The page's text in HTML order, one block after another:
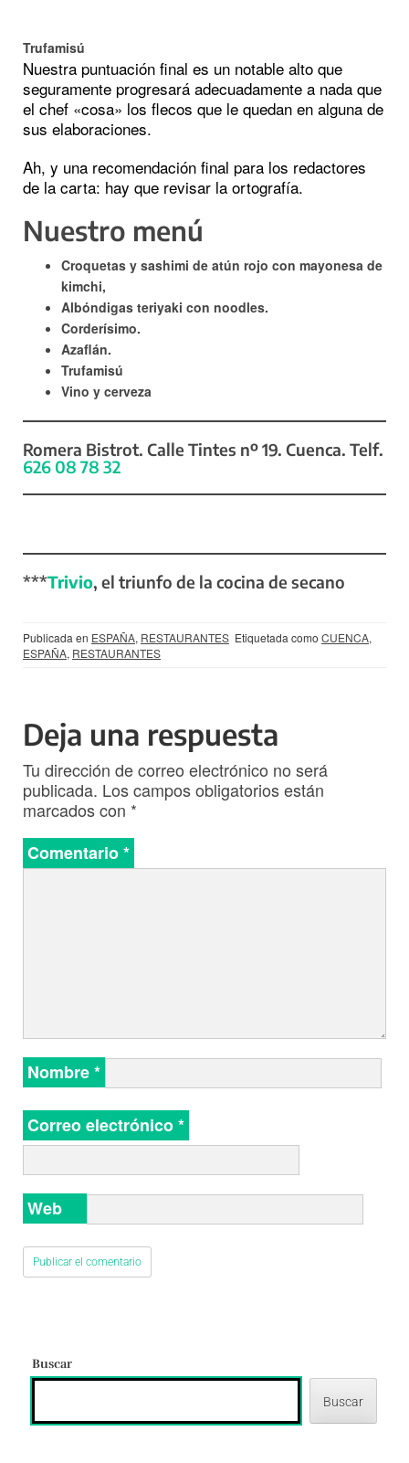
Trufamisú
Nuestra puntuación final es un notable alto que
seguramente progresará adecuadamente a nada que
el chef «cosa» los flecos que le quedan en alguna de
sus elaboraciones.
Ah, y una recomendación final para los redactores
de la carta: hay que revisar la ortografía.
Nuestro menú
Croquetas y sashimi de atún rojo con mayonesa de
kimchi,
Albóndigas teriyaki con noodles.
Corderísimo.
Azaflán.
Trufamisú
Vino y cerveza
Romera Bistrot. Calle Tintes nº 19. Cuenca. Telf.
626 08 78 32
***Trivio, el triunfo de la cocina de secano
Publicada en ESPAÑA, RESTAURANTES Etiquetada como CUENCA,
ESPAÑA, RESTAURANTES
Deja una respuesta
Tu dirección de correo electrónico no será
publicada. Los campos obligatorios están
marcados con *
Comentario*
Nombre*
Correo electrónico*
Web
Buscar
Buscar